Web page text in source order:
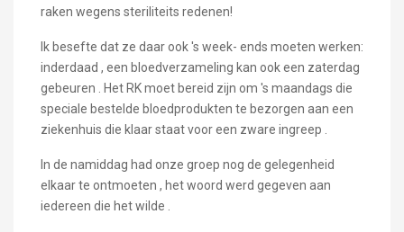
raken wegens steriliteits redenen!
Ik besefte dat ze daar ook 's week- ends moeten werken:
inderdaad , een bloedverzameling kan ook een zaterdag
gebeuren . Het RK moet bereid zijn om 's maandags die
speciale bestelde bloedprodukten te bezorgen aan een
ziekenhuis die klaar staat voor een zware ingreep .
In de namiddag had onze groep nog de gelegenheid
elkaar te ontmoeten , het woord werd gegeven aan
iedereen die het wilde .